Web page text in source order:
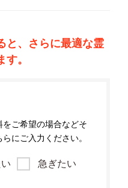
と、さらに最適な霊
。
をご希望の場合などそ
にご入力ください。
急ぎたい